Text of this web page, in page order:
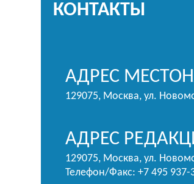
КОНТАКТЫ
АДРЕС
129075, Москва, ул.
АДРЕС
129075, Москва, ул.
Телефон/Факс: +7 495 937-